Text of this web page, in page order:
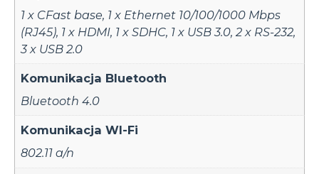
1 x CFast base, 1 x Ethernet 10/100/1000 Mbps
(RJ45), 1 x HDMI, 1 x SDHC, 1 x USB 3.0,2 x RS-232,
3 x USB 2.0
Komunikacja Bluetooth
Bluetooth 4.0
Komunikacja WI-Fi
802.11 a/n